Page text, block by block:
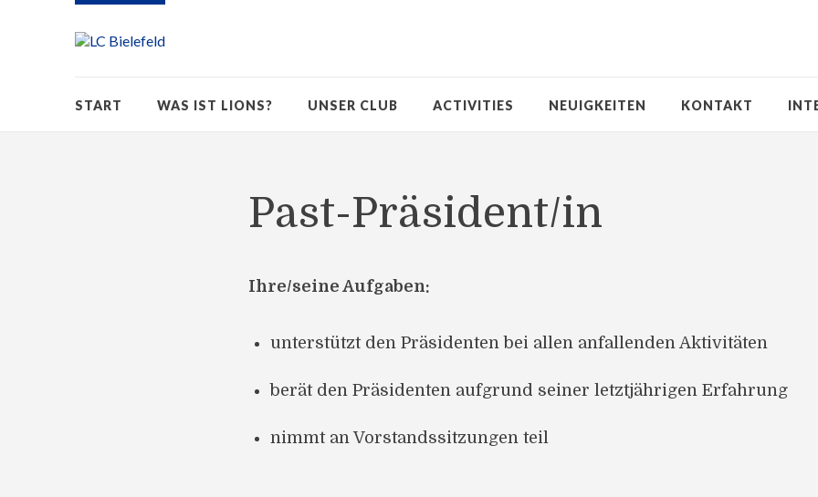
START WAS IST LIONS? UNSER CLUB ACTIVITIES NEUIGKEITEN KONTAKT
Past-Präsident/in
Ihre/seine Aufgaben:
unterstützt den Präsidenten bei allen anfallenden Aktivitäten
berät den Präsidenten aufgrund seiner letztjährigen Erfahrung
nimmt an Vorstandssitzungen teil